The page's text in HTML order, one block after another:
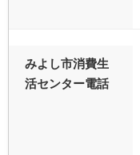
みよし市消費生
活センター電話